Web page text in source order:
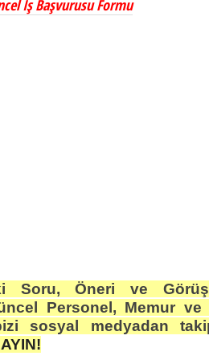
İş Başvurusu Formu
Soru, Öneri ve
Personel, Memur ve
sosyal medyadan